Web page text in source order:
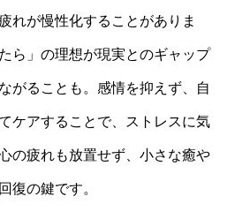
れが慢性化することがありま
ら」の理想が現実とのギャップ
がることも。感情を抑えず、自
ケアすることで、ストレスに気
の疲れも放置せず、小さな癒や
復の鍵です。